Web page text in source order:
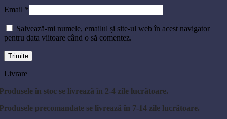
Email *
Salvează-mi numele, emailul și site-ul web în acest navigator
pentru data viitoare când o să comentez.
Livrare
în stoc se livrează în 2-4 zile lucrătoare.
precomandate se livrează în 7-14 zile lucrătoare.